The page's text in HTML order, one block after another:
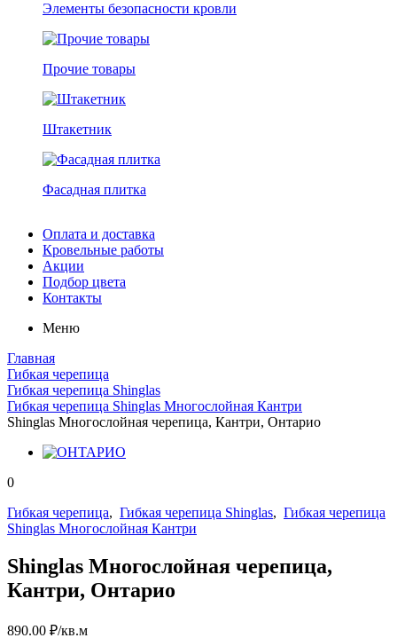
Элементы безопасности кровли
Прочие товары
Штакетник
Фасадная плитка
Оплата и доставка
Кровельные работы
Акции
Подбор цвета
Контакты
Меню
Главная
Гибкая черепица
Гибкая черепица Shinglas
Гибкая черепица Shinglas Многослойная Кантри
Shinglas Многослойная черепица, Кантри, Онтарио
0
Гибкая черепица, Гибкая черепица Shinglas, Гибкая черепица
Shinglas Многослойная Кантри
Shinglas Многослойная черепица,
Кантри, Онтарио
890.00 ₽/кв.м